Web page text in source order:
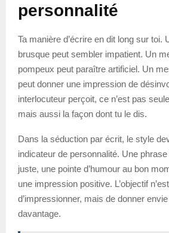
personnalité
Ta manière d’écrire en dit long sur toi.
brusque peut sembler impatient. Un
pompeux peut paraître artificiel. Un
peut donner une impression de
interlocuteur perçoit, ce n’est pas
mais aussi la façon dont tu le dis.
Dans la séduction par écrit, le style
indicateur de personnalité. Une
juste, une pointe d’humour au bon
une impression positive. L’objectif
d’impressionner, mais de donner envie
davantage.